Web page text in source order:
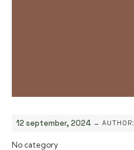
12 september, 2024 - AUTHOR:
No category